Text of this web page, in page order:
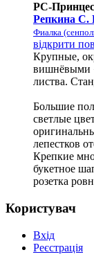
РС-
Репкина С.
Фиалка
відкрити
Крупные,
вишнёвыми
листва.
Большие
светлые
лепестков
Крепкие
букетное
розетка
Користувач
Вхід
Реєстрація